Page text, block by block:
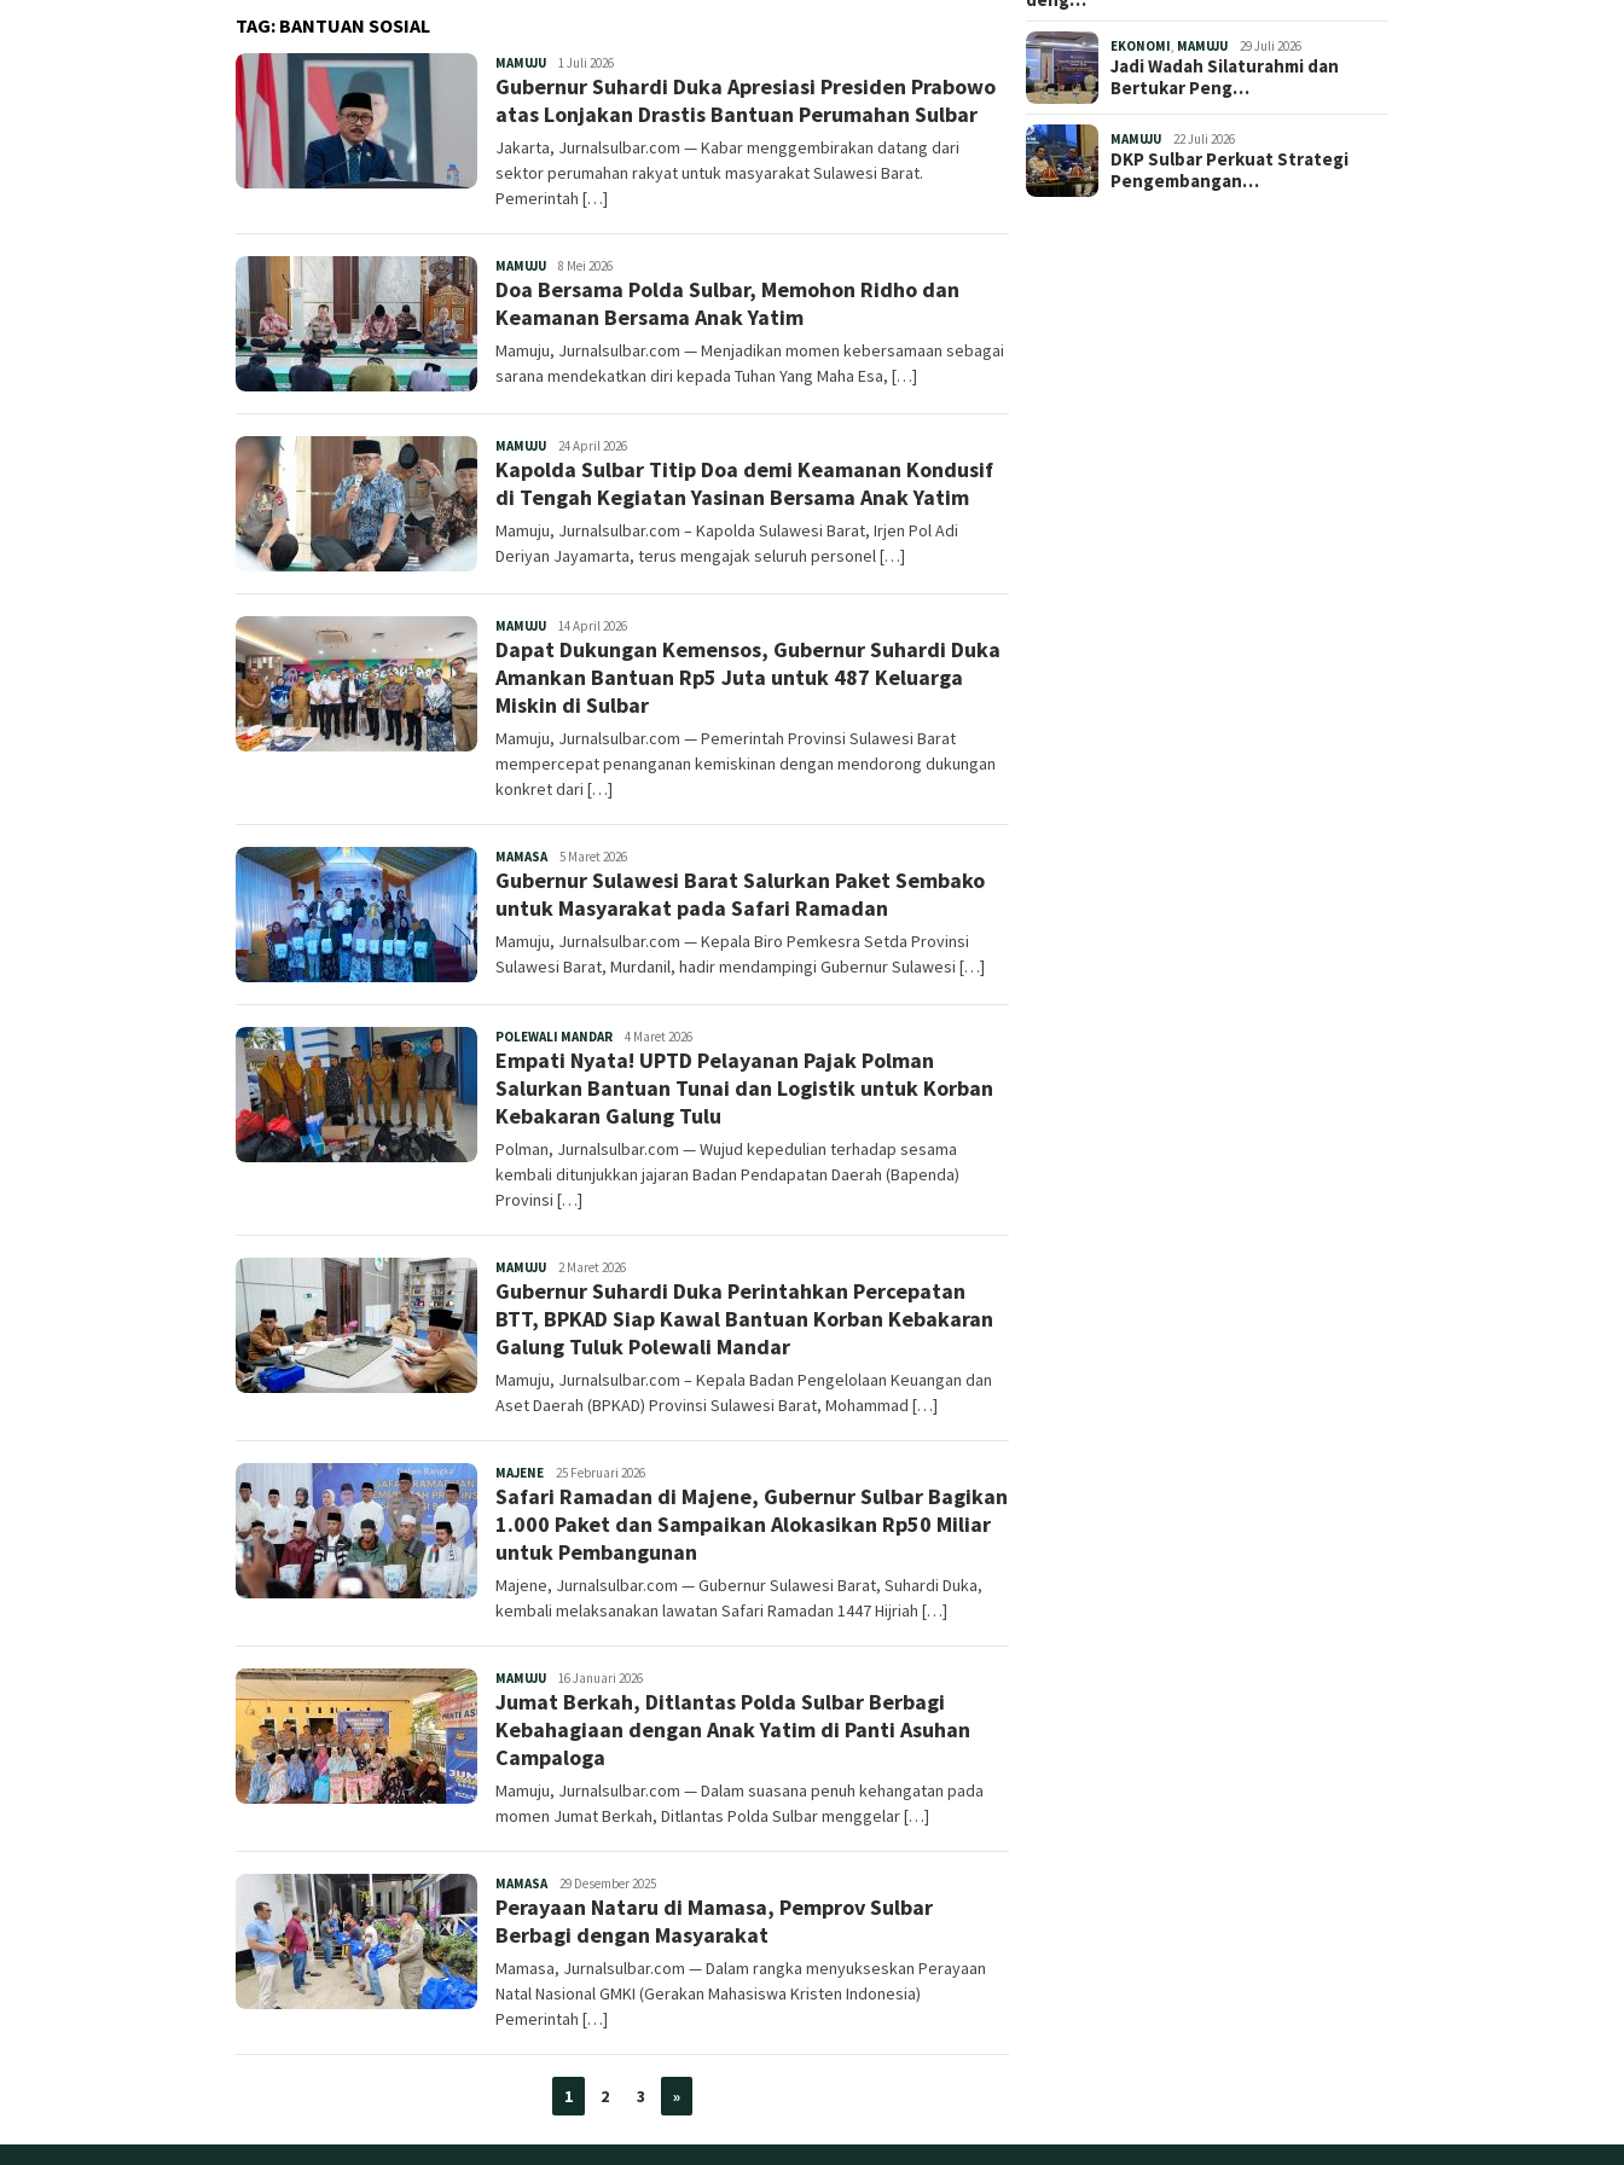
TAG: BANTUAN SOSIAL
MAMUJURedaksi
1 Juli 2026
Gubernur Suhardi Duka Apresiasi Presiden Prabowo
atas Lonjakan Drastis Bantuan Perumahan Sulbar
Jakarta, Jurnalsulbar.com — Kabar menggembirakan datang dari
sektor perumahan rakyat untuk masyarakat Sulawesi Barat.
Pemerintah […]
MAMUJURedaksi
8 Mei 2026
Doa Bersama Polda Sulbar, Memohon Ridho dan
Keamanan Bersama Anak Yatim
Mamuju, Jurnalsulbar.com — Menjadikan momen kebersamaan sebagai
sarana mendekatkan diri kepada Tuhan Yang Maha Esa, […]
MAMUJURedaksi
24 April 2026
Kapolda Sulbar Titip Doa demi Keamanan Kondusif
di Tengah Kegiatan Yasinan Bersama Anak Yatim
Mamuju, Jurnalsulbar.com – Kapolda Sulawesi Barat, Irjen Pol Adi
Deriyan Jayamarta, terus mengajak seluruh personel […]
MAMUJURedaksi
14 April 2026
Dapat Dukungan Kemensos, Gubernur Suhardi Duka
Amankan Bantuan Rp5 Juta untuk 487 Keluarga
Miskin di Sulbar
Mamuju, Jurnalsulbar.com — Pemerintah Provinsi Sulawesi Barat
mempercepat penanganan kemiskinan dengan mendorong dukungan
konkret dari […]
MAMASARedaksi
5 Maret 2026
Gubernur Sulawesi Barat Salurkan Paket Sembako
untuk Masyarakat pada Safari Ramadan
Mamuju, Jurnalsulbar.com — Kepala Biro Pemkesra Setda Provinsi
Sulawesi Barat, Murdanil, hadir mendampingi Gubernur Sulawesi […]
POLEWALI MANDARRedaksi
4 Maret 2026
Empati Nyata! UPTD Pelayanan Pajak Polman
Salurkan Bantuan Tunai dan Logistik untuk Korban
Kebakaran Galung Tulu
Polman, Jurnalsulbar.com — Wujud kepedulian terhadap sesama
kembali ditunjukkan jajaran Badan Pendapatan Daerah (Bapenda)
Provinsi […]
MAMUJURedaksi
2 Maret 2026
Gubernur Suhardi Duka Perintahkan Percepatan
BTT, BPKAD Siap Kawal Bantuan Korban Kebakaran
Galung Tuluk Polewali Mandar
Mamuju, Jurnalsulbar.com – Kepala Badan Pengelolaan Keuangan dan
Aset Daerah (BPKAD) Provinsi Sulawesi Barat, Mohammad […]
MAJENERedaksi
25 Februari 2026
Safari Ramadan di Majene, Gubernur Sulbar Bagikan
1.000 Paket dan Sampaikan Alokasikan Rp50 Miliar
untuk Pembangunan
Majene, Jurnalsulbar.com — Gubernur Sulawesi Barat, Suhardi Duka,
kembali melaksanakan lawatan Safari Ramadan 1447 Hijriah […]
MAMUJURedaksi
16 Januari 2026
Jumat Berkah, Ditlantas Polda Sulbar Berbagi
Kebahagiaan dengan Anak Yatim di Panti Asuhan
Campaloga
Mamuju, Jurnalsulbar.com — Dalam suasana penuh kehangatan pada
momen Jumat Berkah, Ditlantas Polda Sulbar menggelar […]
MAMASARedaksi
29 Desember 2025
Perayaan Nataru di Mamasa, Pemprov Sulbar
Berbagi dengan Masyarakat
Mamasa, Jurnalsulbar.com — Dalam rangka menyukseskan Perayaan
Natal Nasional GMKI (Gerakan Mahasiswa Kristen Indonesia)
Pemerintah […]
1 2 3 »
EKONOMI MAMUJU 29 Juli 2026
Jadi Wadah Silaturahmi dan
Bertukar Peng…
MAMUJU 22 Juli 2026
DKP Sulbar Perkuat Strategi
Pengembangan…